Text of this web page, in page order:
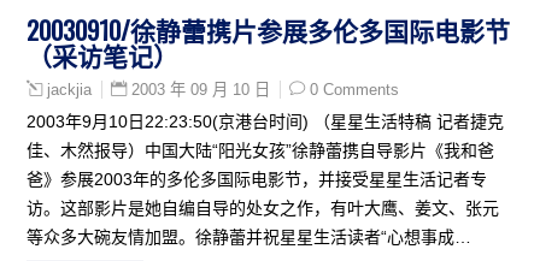
20030910/徐静蕾携片参展多伦多国际电影节
（采访笔记）
jackjia 2003 年 09 月 10 日 0 Comments
2003年9月10日22:23:50(京港台时间) （星星生活特稿 记者捷克
佳、木然报导）中国大陆“阳光女孩”徐静蕾携自导影片《我和爸
爸》参展2003年的多伦多国际电影节，并接受星星生活记者专
访。这部影片是她自编自导的处女之作，有叶大鹰、姜文、张元
等众多大碗友情加盟。徐静蕾并祝星星生活读者“心想事成…